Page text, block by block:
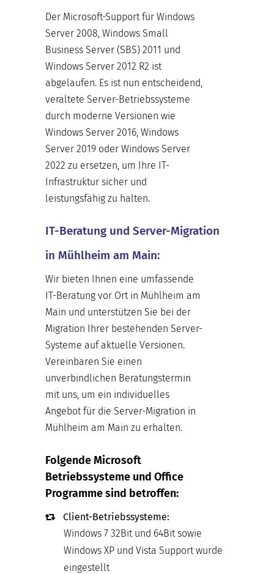
Der Microsoft-Support für Windows
Server 2008, Windows Small
Business Server (SBS) 2011 und
Windows Server 2012 R2 ist
abgelaufen. Es ist nun entscheidend,
veraltete Server-Betriebssysteme
durch moderne Versionen wie
Windows Server 2016, Windows
Server 2019 oder Windows Server
2022 zu ersetzen, um Ihre IT-
Infrastruktur sicher und
leistungsfähig zu halten.
IT-Beratung und Server-Migration
in Mühlheim am Main:
Wir bieten Ihnen eine umfassende
IT-Beratung vor Ort in Mühlheim am
Main und unterstützen Sie bei der
Migration Ihrer bestehenden Server-
Systeme auf aktuelle Versionen.
Vereinbaren Sie einen
unverbindlichen Beratungstermin
mit uns, um ein individuelles
Angebot für die Server-Migration in
Mühlheim am Main zu erhalten.
Folgende Microsoft
Betriebssysteme und Office
Programme sind betroffen:
Client-Betriebssysteme:
Windows 7 32Bit und 64Bit sowie
Windows XP und Vista Support wurde
eingestellt